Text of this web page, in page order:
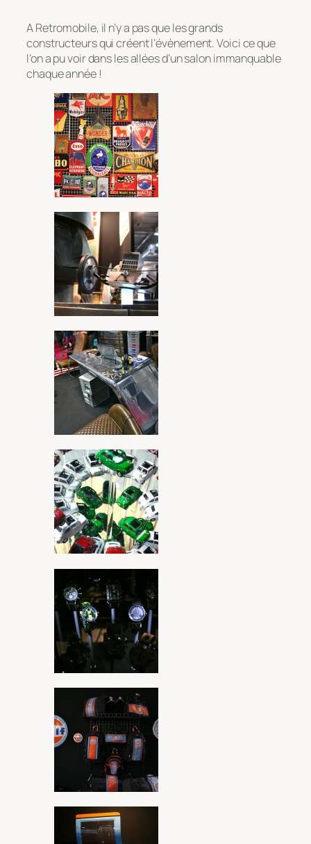
A Retromobile, il n’y a pas que les grands
constructeurs qui créent l’évènement. Voici ce que
l’on a pu voir dans les allées d’un salon immanquable
chaque année !